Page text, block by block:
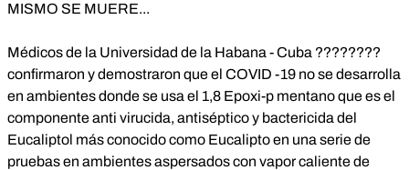
MISMO SE MUERE...
Médicos de la Universidad de la Habana - Cuba ????????
confirmaron y demostraron que el COVID -19 no se desarrolla
en ambientes donde se usa el 1,8 Epoxi-p mentano que es el
componente anti virucida, antiséptico y bactericida del
Eucaliptol más conocido como Eucalipto en una serie de
pruebas en ambientes aspersados con vapor caliente de